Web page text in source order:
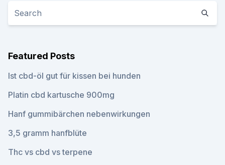
Featured Posts
Ist cbd-öl gut für kissen bei hunden
Platin cbd kartusche 900mg
Hanf gummibärchen nebenwirkungen
3,5 gramm hanfblüte
Thc vs cbd vs terpene